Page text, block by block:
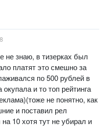
не знаю, в тизерках был
платят это смешно за
по 500 рублей в
и то топ рейтинга
не понятно, как
и поставил рел
10 хотя тут не убирал и